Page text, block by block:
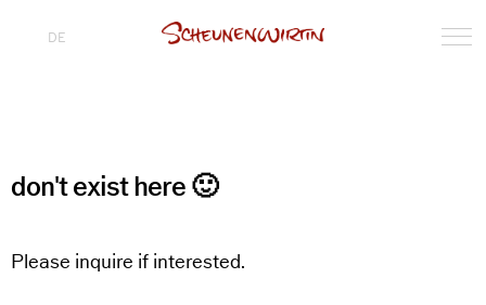
DE
don't exist here 🙂
Please inquire if interested.